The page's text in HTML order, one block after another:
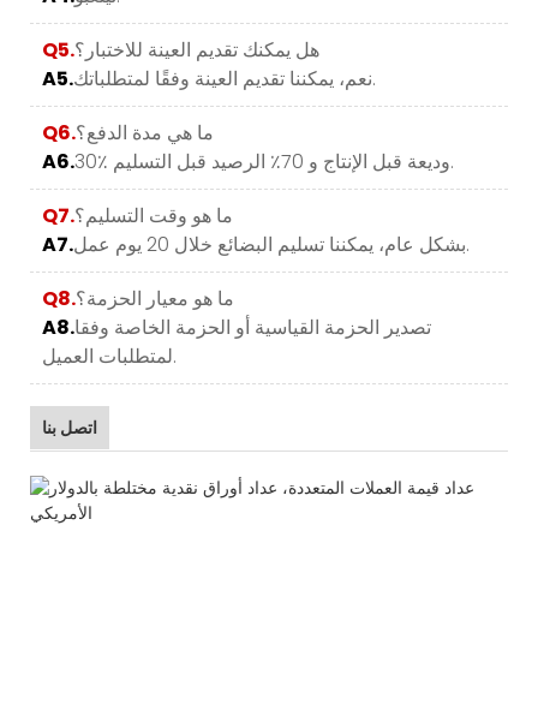
Q5.هل يمكنك تقديم العينة للاختبار؟
A5.
نعم، يمكننا تقديم العينة وفقًا لمتطلباتك.
Q6.ما هي مدة الدفع؟
A6.
30٪ وديعة قبل الإنتاج و 70٪ الرصيد قبل التسليم.
Q7.ما هو وقت التسليم؟
A7.
بشكل عام، يمكننا تسليم البضائع خلال 20 يوم عمل.
Q8.ما هو معيار الحزمة؟
A8.تصدير الحزمة القياسية أو الحزمة الخاصة وفقا
لمتطلبات العميل.
اتصل بنا